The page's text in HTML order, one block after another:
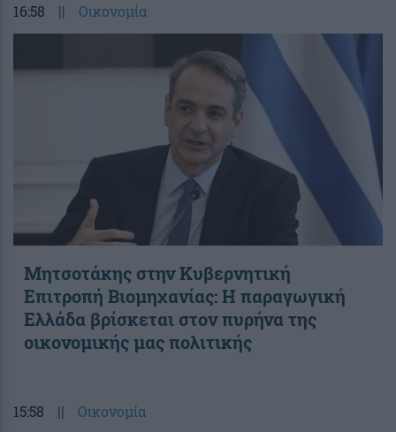
16:58 || Οικονομία
Μητσοτάκης στην Κυβερνητική
Επιτροπή Βιομηχανίας: Η παραγωγική
Ελλάδα βρίσκεται στον πυρήνα της
οικονομικής μας πολιτικής
15:58 || Οικονομία